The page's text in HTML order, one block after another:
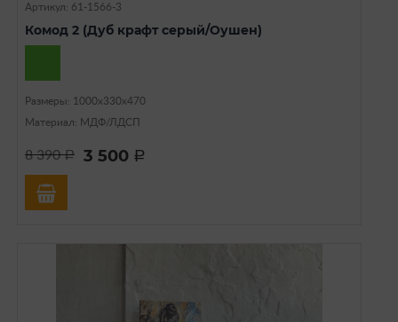
Артикул: 61-1566-3
Комод 2 (Дуб крафт серый/Оушен)
Размеры: 1000х330х470
Материал: МДФ/ЛДСП
8 390a 3 500 a